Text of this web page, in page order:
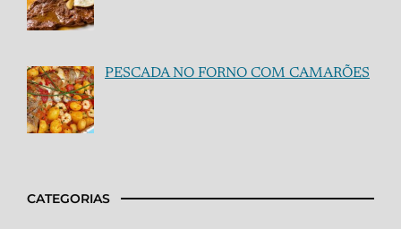
PESCADA NO FORNO COM CAMARÕES
CATEGORIAS